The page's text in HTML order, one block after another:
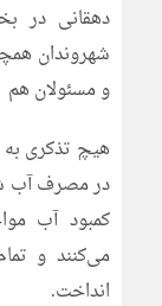
دهقانی در
شهروندان
و مسئولان هم
هیچ تذکری
در مصرف آب
کمبود آب
می‌کنند و
انداخت.